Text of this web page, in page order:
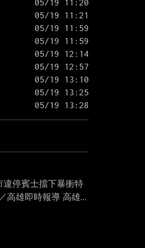
停賓士擋下暴衝特
高雄即時報導 高雄
路 邊變電箱，再
拉，網讚「救了很
人沒